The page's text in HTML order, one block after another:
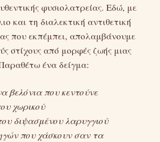
φυσιολατρείας. Εδώ, με
και τη διαλεκτική αντιθετική
που εκπέμπει, απολαμβάνουμε
στίχους από μορφές ζωής μιας
ένα δείγμα:
βελόνια που κεντούνε
χωρικού
διψασμένου λαρυγγιού
που χάσκουν σαν τα